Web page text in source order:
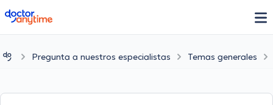
doctoranytime
Pregunta a nuestros especialistas Temas generales